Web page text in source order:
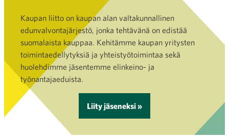
Kaupan liitto on kaupan alan valtakunnallinen
edunvalvontajärjestö, jonka tehtävänä on edistää
suomalaista kauppaa. Kehitämme kaupan yritysten
toimintaedellytyksiä ja yhteistyötoimintaa sekä
huolehdimme jäsentemme elinkeino- ja
työnantajaeduista.
Liity jäseneksi »